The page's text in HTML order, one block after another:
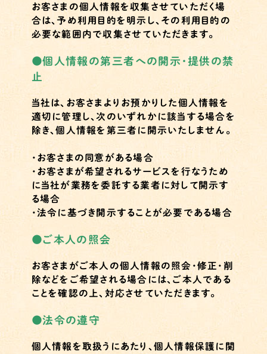
お客さまの個人情報を収集させていただく場
合は、予め利用目的を明示し、その利用目的の
必要な範囲内で収集させていただきます。
●個人情報の第三者への開示・提供の禁
止
当社は、お客さまよりお預かりした個人情報を
適切に管理し、次のいずれかに該当する場合を
除き、個人情報を第三者に開示いたしません。
・お客さまの同意がある場合
・お客さまが希望されるサービスを行なうため
に当社が業務を委託する業者に対して開示す
る場合
・法令に基づき開示することが必要である場合
●ご本人の照会
お客さまがご本人の個人情報の照会・修正・削
除などをご希望される場合には、ご本人である
ことを確認の上、対応させていただきます。
●法令の遵守
個人情報を取扱うにあたり、個人情報保護に関